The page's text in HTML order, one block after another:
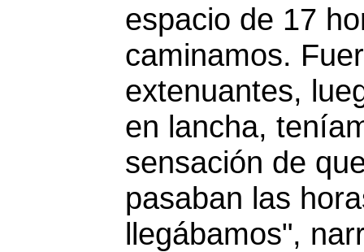
espacio de 17
caminamos.
extenuantes,
en lancha,
sensación de
pasaban las
llegábamos",